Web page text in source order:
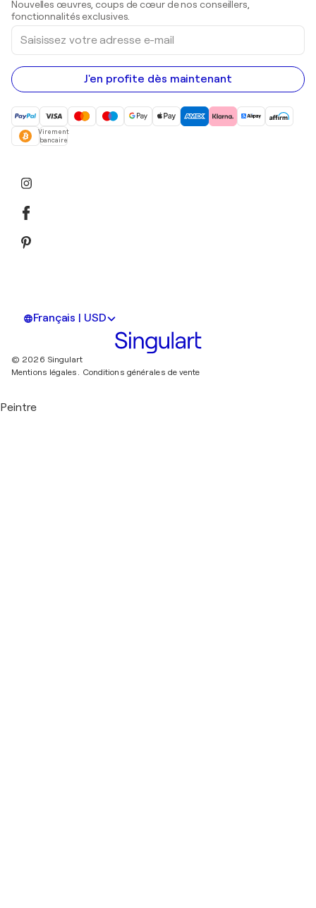
Peintures acryliques
Nouvelles œuvres, coups de cœur de nos conseillers,
fonctionnalités exclusives.
Saisissez
votre
adresse
e-
mail
J'en profite dès maintenant
Virement
bancaire
Français | USD
© 2026 Singulart
Mentions légales. Conditions générales de vente
Peintre